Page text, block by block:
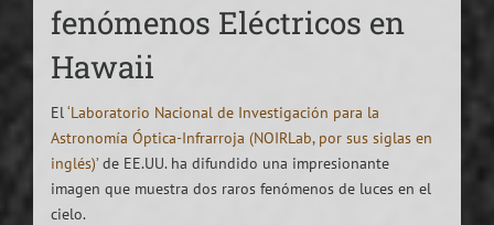
fenómenos Eléctricos en
Hawaii
El‘Laboratorio Nacional de Investigación para la
Astronomía Óptica-Infrarroja (NOIRLab, por sus siglas en
inglés)’de EE.UU. ha difundido una impresionante
imagen que muestra dos raros fenómenos de luces en el
cielo.